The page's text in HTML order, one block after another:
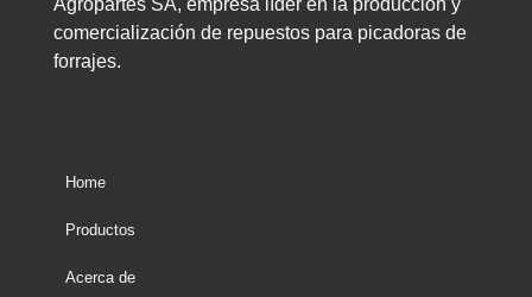
Agropartes SA, empresa líder en la producción y
comercialización de repuestos para picadoras de
forrajes.
Home
Productos
Acerca de